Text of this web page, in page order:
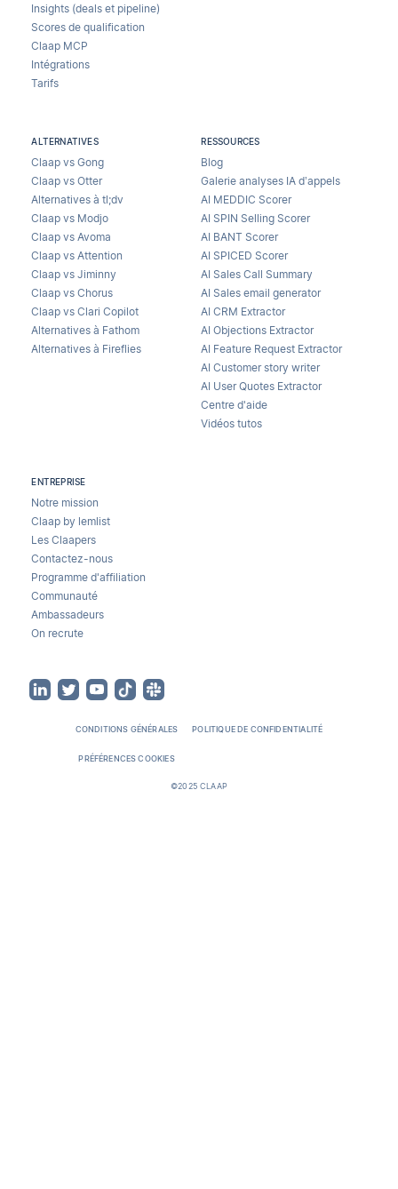
Insights (deals et pipeline)
Scores de qualification
Claap MCP
Intégrations
Tarifs
ALTERNATIVES
Claap vs Gong
Claap vs Otter
Alternatives à tl;dv
Claap vs Modjo
Claap vs Avoma
Claap vs Attention
Claap vs Jiminny
Claap vs Chorus
Claap vs Clari Copilot
Alternatives à Fathom
Alternatives à Fireflies
RESSOURCES
Blog
Galerie analyses IA d’appels
AI MEDDIC Scorer
AI SPIN Selling Scorer
AI BANT Scorer
AI SPICED Scorer
AI Sales Call Summary
AI Sales email generator
AI CRM Extractor
AI Objections Extractor
AI Feature Request Extractor
AI Customer story writer
AI User Quotes Extractor
Centre d'aide
Vidéos tutos
ENTREPRISE
Notre mission
Claap by lemlist
Les Claapers
Contactez-nous
Programme d'affiliation
Communauté
Ambassadeurs
On recrute
CONDITIONS GÉNÉRALES POLITIQUE DE CONFIDENTIALITÉ
PRÉFÉRENCES COOKIES
©2025 CLAAP